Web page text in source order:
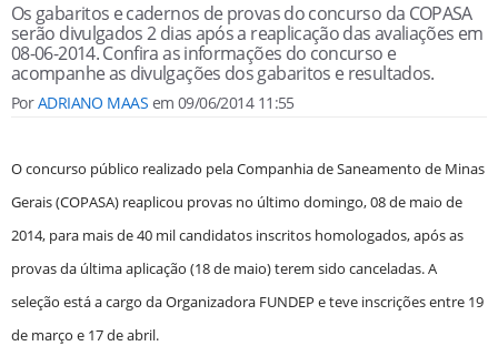
Os gabaritos e cadernos de provas do concurso da COPASA
serão divulgados 2 dias após a reaplicação das avaliações em
08-06-2014. Confira as informações do concurso e
acompanhe as divulgações dos gabaritos e resultados.
PorADRIANO MAAS em 09/06/2014 11:55
O concurso público realizado pela Companhia de Saneamento de Minas
Gerais (COPASA) reaplicou provas no último domingo, 08 de maio de
2014, para mais de 40 mil candidatos inscritos homologados, após as
provas da última aplicação (18 de maio) terem sido canceladas. A
seleção está a cargo da Organizadora FUNDEP e teve inscrições entre 19
de março e 17 de abril.